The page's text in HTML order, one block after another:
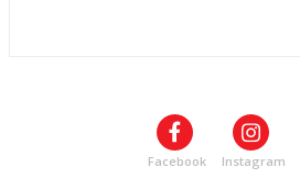
Facebook Instagram